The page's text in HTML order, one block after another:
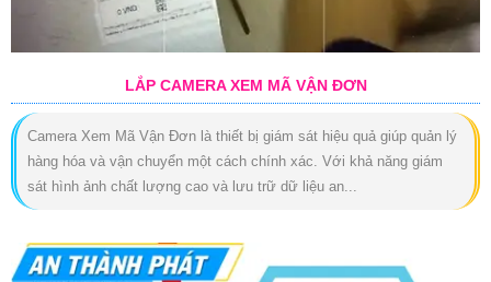
LẮP CAMERA XEM MÃ VẬN ĐƠN
Camera Xem Mã Vận Đơn là thiết bị giám sát hiệu quả giúp quản lý
hàng hóa và vận chuyển một cách chính xác. Với khả năng giám
sát hình ảnh chất lượng cao và lưu trữ dữ liệu an...